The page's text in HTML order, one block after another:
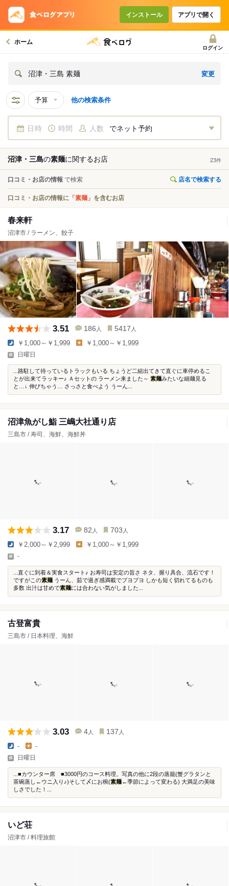
インストール アプリで開く
ホーム
ログイン
沼津・三島 素麺 変更
予算 他の検索条件
日時 時間 人数 でネット予約
沼津・三島の素麺に関するお店 23件
口コミ・お店の情報 で検索 店名で検索する
口コミ・お店の情報に 「素麺」 を含むお店
春来軒
沼津市 / ラーメン、餃子
3.51 186 人 5417 人
￥1,000～￥1,999 ￥1,000～￥1,999
日曜日
...路駐して待っているトラックもいる ちょうど二組出てきて直ぐに車停めるこ
とが出来てラッキー♪ Ａセットの ラーメン来ました～ 素麺みたいな細麺見る
と…↓ 伸びちゃう… さっさと食べよう うーん...
沼津魚がし鮨 三嶋大社通り店
三島市 / 寿司、海鮮、海鮮丼
3.17 82 人 703 人
￥2,000～￥2,999 ￥1,000～￥1,999
-
...直ぐに到着＆実食スタート♪ お寿司は安定の旨さ ネタ、握り具合、流石です！
ですがこの素麺 うーん、茹で過ぎ感満載でブヨブヨ しかも短く切れてるものも
多数 出汁は甘めで素麺には合わない気がしました...
古登富貴
三島市 / 日本料理、海鮮
3.03 4 人 137 人
- -
日曜日
...■カウンター席 ■3000円のコース料理。写真の他に2段の蒸籠(蟹グラタンと
茶碗蒸し←ウニ入り♪)そして〆にお椀(素麺←季節によって変わる) 大満足の美味
しさでした！...
いど荘
沼津市 / 料理旅館